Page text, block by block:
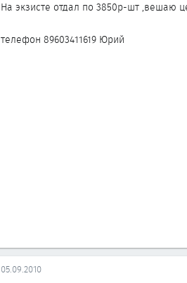
На экзисте отдал по 3850р-шт ,вешаю
телефон 89603411619 Юрий
05.09.2010